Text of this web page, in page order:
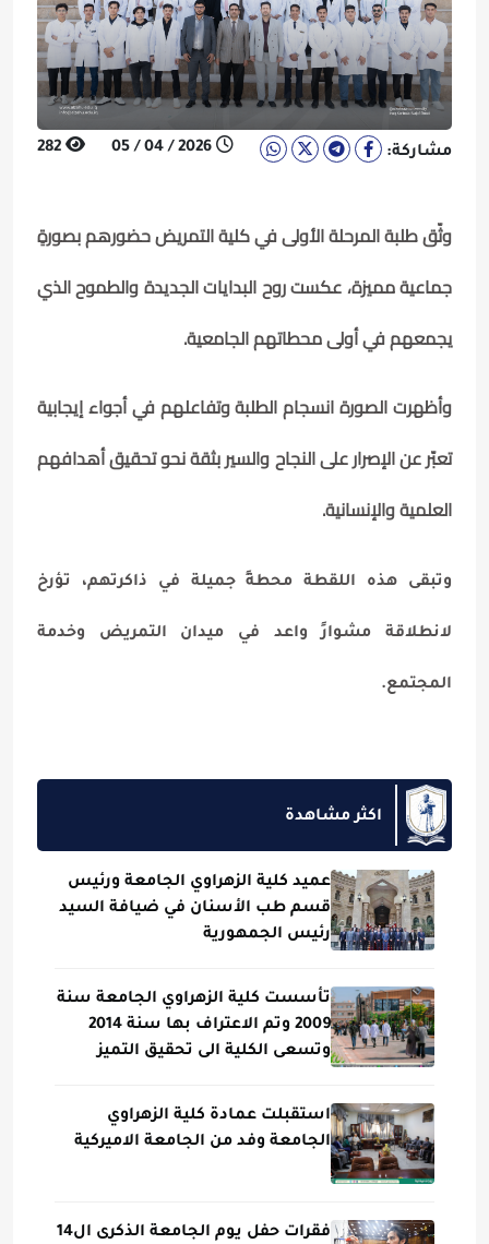
مشاركة:
وثّق طلبة المرحلة الأولى في كلية التمريض حضورهم بصورةٍ
جماعية مميزة، عكست روح البدايات الجديدة والطموح الذي
يجمعهم في أولى محطاتهم الجامعية.
وأظهرت الصورة انسجام الطلبة وتفاعلهم في أجواء إيجابية
تعبّر عن الإصرار على النجاح والسير بثقة نحو تحقيق أهدافهم
العلمية والإنسانية.
وتبقى هذه اللقطة محطةً جميلة في ذاكرتهم، تؤرخ
لانطلاقة مشوارٍ واعد في ميدان التمريض وخدمة
المجتمع.
اكثر مشاهدة
عميد كلية الزهراوي الجامعة ورئيس
قسم طب الأسنان في ضيافة السيد
رئيس الجمهورية
تأسست كلية الزهراوي الجامعة سنة
2009 وتم الاعتراف بها سنة 2014
وتسعى الكلية الى تحقيق التميز
استقبلت عمادة كلية الزهراوي
الجامعة وفد من الجامعة الاميركية
فقرات حفل يوم الجامعة الذكرى ال14